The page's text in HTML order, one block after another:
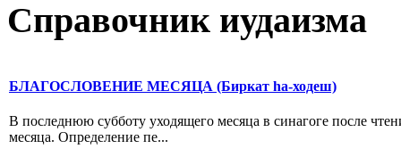
Справочник иудаизма
БЛАГОСЛОВЕНИЕ МЕСЯЦА (Биркат hа-ходеш)
В последнюю субботу уходящего месяца в синагоге после
месяца. Определение пе...